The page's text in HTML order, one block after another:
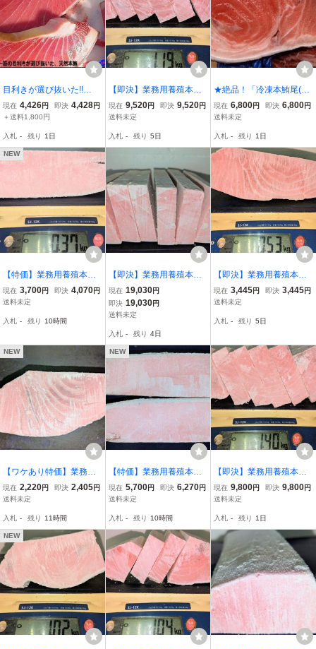
目利きが選び抜いた!!
「中トロ 500g前後」 AS
K福袋訳業務用
現在 4,426円 即決 4,428円
＋送料1,800円
入札 - 残り 1日
【即決】業務用養殖本鮪
（マルタ産）背上/中トロ
ブロック 1190g★１ブロ
み）②
現在 9,520円 即決 9,520円
送料未定
入札 - 残り 5日
★絶品！「冷凍本鮪尾(ロ
ープ付き)」約3kg（約30
0g/個）濃厚な旨みと食感
す！
現在 6,800円 即決 6,800円
送料未定
入札 - 残り 1日
NEW
【特価】業務用養殖本鮪
（クロアチア産）腹上/中
トロサク 370g★２サク入
現在 3,700円 即決 4,070円
送料未定
入札 - 残り 10時間
【即決】業務用養殖本鮪
（クロアチア産）腹中/中
トロサク 1730g★６サク
入り
現在 19,030円
即決 19,030円
送料未定
入札 - 残り 4日
【即決】業務用養殖本鮪
（マルタ産）背上/中トロ
ブロック端材 530g★１ブ
現在 3,445円 即決 3,445円
送料未定
入札 - 残り 5日
NEW
【ワケあり特価】業務用
養殖本鮪（マルタ産）背
上/中トロブロック端材 37
し血栓あり）
現在 2,220円 即決 2,405円
送料未定
入札 - 残り 11時間
NEW
【特価】業務用養殖本鮪
（クロアチア産）腹上/中
トロサク 570g★２サク入
現在 5,700円 即決 6,270円
送料未定
入札 - 残り 10時間
【即決】業務用養殖本鮪
（マルタ産）背下/中トロ
ブロック 1400g★１ブロ
済み）
現在 9,800円 即決 9,800円
送料未定
入札 - 残り 1日
NEW